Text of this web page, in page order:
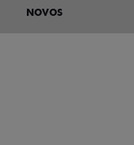
NOVOS